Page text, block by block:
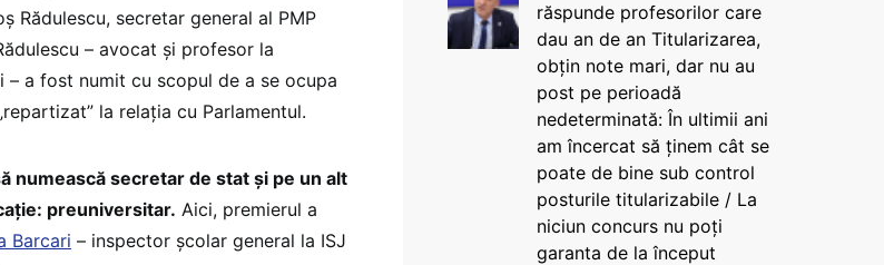
Rădulescu, secretar general al PMP
– avocat și profesor la
– a fost numit cu scopul de a se ocupa
la relația cu Parlamentul.
numească secretar de stat și pe un alt
preuniversitar. Aici, premierul a
Barcari – inspector şcolar general la ISJ
răspunde profesorilor care
dau an de an Titularizarea,
obțin note mari, dar nu au
post pe perioadă
nedeterminată: În ultimii ani
am încercat să ținem cât se
poate de bine sub control
posturile titularizabile / La
niciun concurs nu poți
garanta de la început